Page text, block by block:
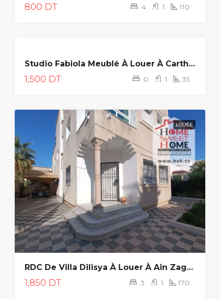
800 DT 4 1 110
Studio Fabiola Meublé À Louer À Carthage
1,500 DT 0 1 35
LOUÉE
RDC De Villa Dilisya À Louer À Ain Zaghouan Sud
1,850 DT 3 1 170